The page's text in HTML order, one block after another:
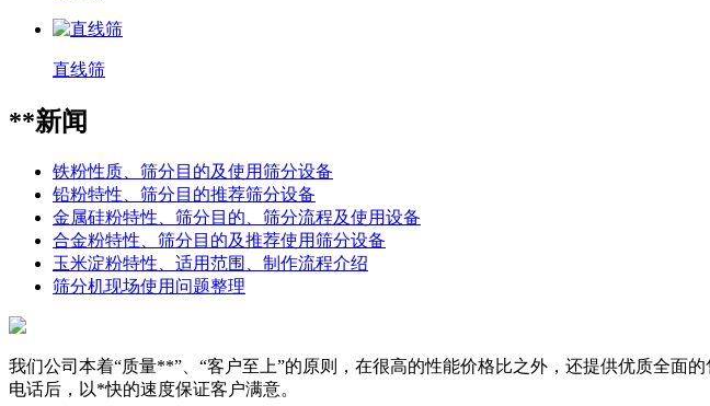
直线筛
**新闻
铁粉性质、筛分目的及使用筛分设备
铅粉特性、筛分目的推荐筛分设备
金属硅粉特性、筛分目的、筛分流程及使用设备
合金粉特性、筛分目的及推荐使用筛分设备
玉米淀粉特性、适用范围、制作流程介绍
筛分机现场使用问题整理
我们公司本着“质量**”、“客户至上”的原则，在很高的性能价格比之外，还提供优质全面
电话后，以*快的速度保证客户满意。